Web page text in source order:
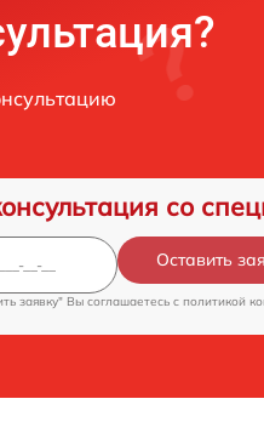
со
Оставить
заявку" Вы соглашаетесь c политикой